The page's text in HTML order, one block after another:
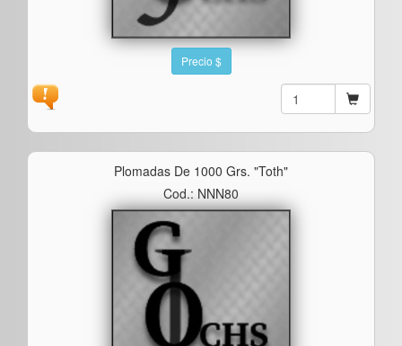
Precio $
Plomadas De 1000 Grs. "toth"
Cod.: NNN80